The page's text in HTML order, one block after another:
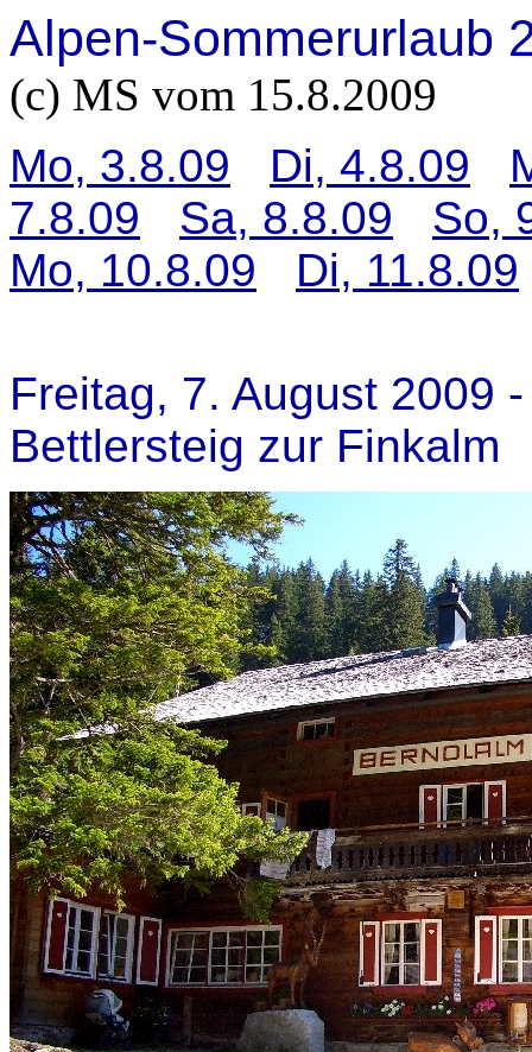
Alpen-Sommerurlaub
(c) MS vom 15.8.2009
Mo, 3.8.09
Di, 4.8.09
7.8.09
Sa, 8.8.09
So,
Mo, 10.8.09
Di, 11.8.09
Freitag, 7. August 2009
Bettlersteig zur Finkalm